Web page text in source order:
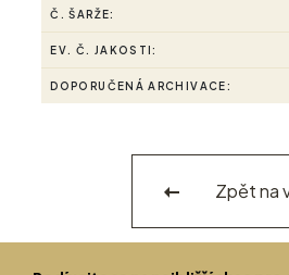
Č. ŠARŽE:
EV. Č. JAKOSTI:
DOPORUČENÁ ARCHIVACE:
Zpět na